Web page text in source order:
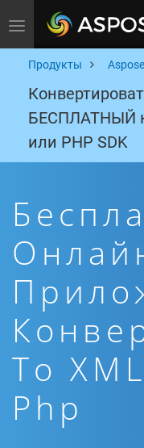
Toggle navigation
Продукты
БЕСПЛАТНЫЙ
или PHP SDK
To
Php